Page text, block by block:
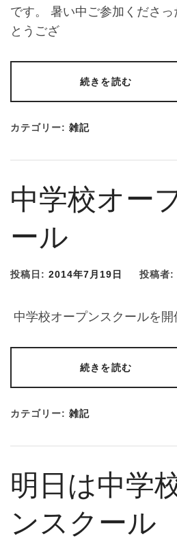
です。 暑い中ご参加くださ
とうござ
続きを読む
カテゴリー: 雑記
中学校オー
ール
投稿日: 2014年7月19日 投稿者:
中学校オープンスクールを
続きを読む
カテゴリー: 雑記
明日は中学
ンスクール